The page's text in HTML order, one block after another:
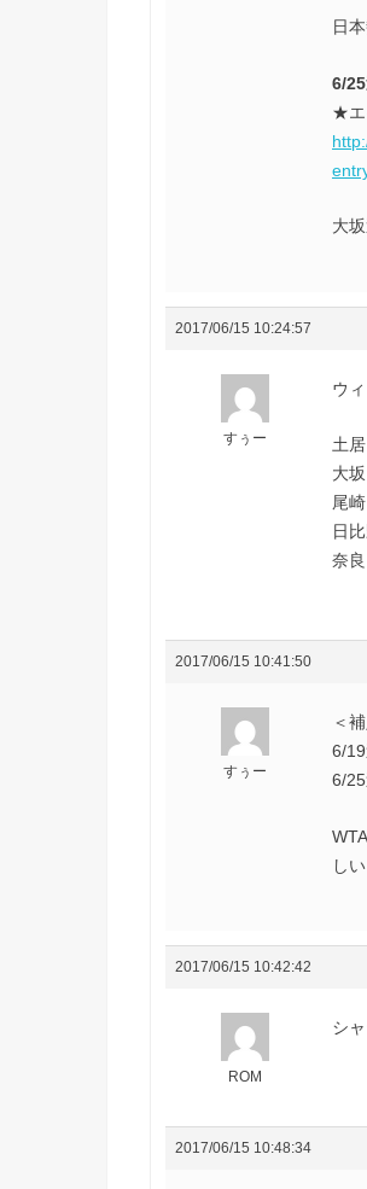
日
6/
★エ
大
2017/06/15 10:24:57
すぅー
ウ
土
大
尾
日
奈
2017/06/15 10:41:50
すぅー
＜
6/
6/
し
2017/06/15 10:42:42
ROM
シ
2017/06/15 10:48:34